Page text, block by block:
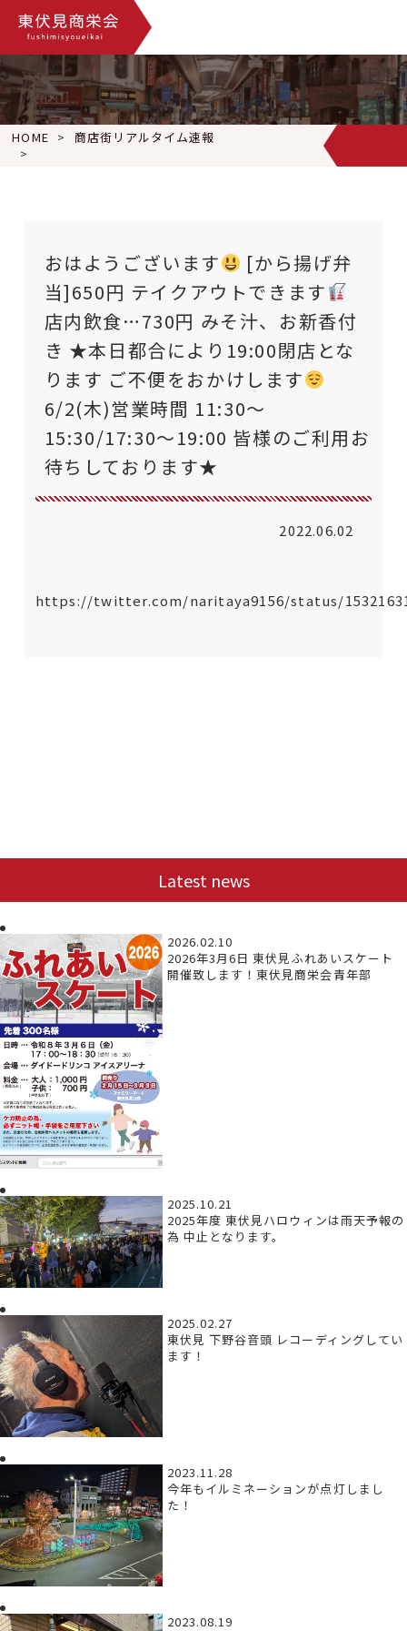
HOME
商店街リアルタイム速報
[から揚げ弁当]650円 テイクアウトでき
おはようございます
[から揚げ弁
当]650円 テイクアウトできます
店内飲食…730円 みそ汁、お新香付
き ★本日都合により19:00閉店とな
ります ご不便をおかけします
6/2(木)営業時間 11:30〜
15:30/17:30〜19:00 皆様のご利用お
待ちしております★
2022.06.02
https://twitter.com/naritaya9156/status/
Latest news
2026.02.10
2026年3月6日 東伏見ふれあいスケート
開催致します！東伏見商栄会青年部
2025.10.21
2025年度 東伏見ハロウィンは雨天予報の
為 中止となります。
2025.02.27
東伏見 下野谷音頭 レコーディングしてい
ます！
2023.11.28
今年もイルミネーションが点灯しまし
た！
2023.08.19